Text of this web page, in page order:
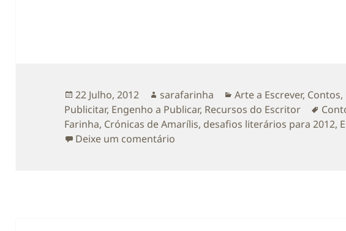
Publicado
a
22 Julho, 2012 Autor
sarafarinha Categorias
Arte a Escrever, Contos,
Publicitar, Engenho a Publicar, Recursos do Escritor
Farinha, Crónicas de Amarílis, desafios literários para 2012,
Deixe um comentário